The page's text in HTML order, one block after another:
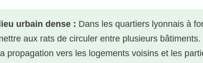
urbain dense : Dans les quartiers lyonnais à
aux rats de circuler entre plusieurs
propagation vers les logements voisins et les